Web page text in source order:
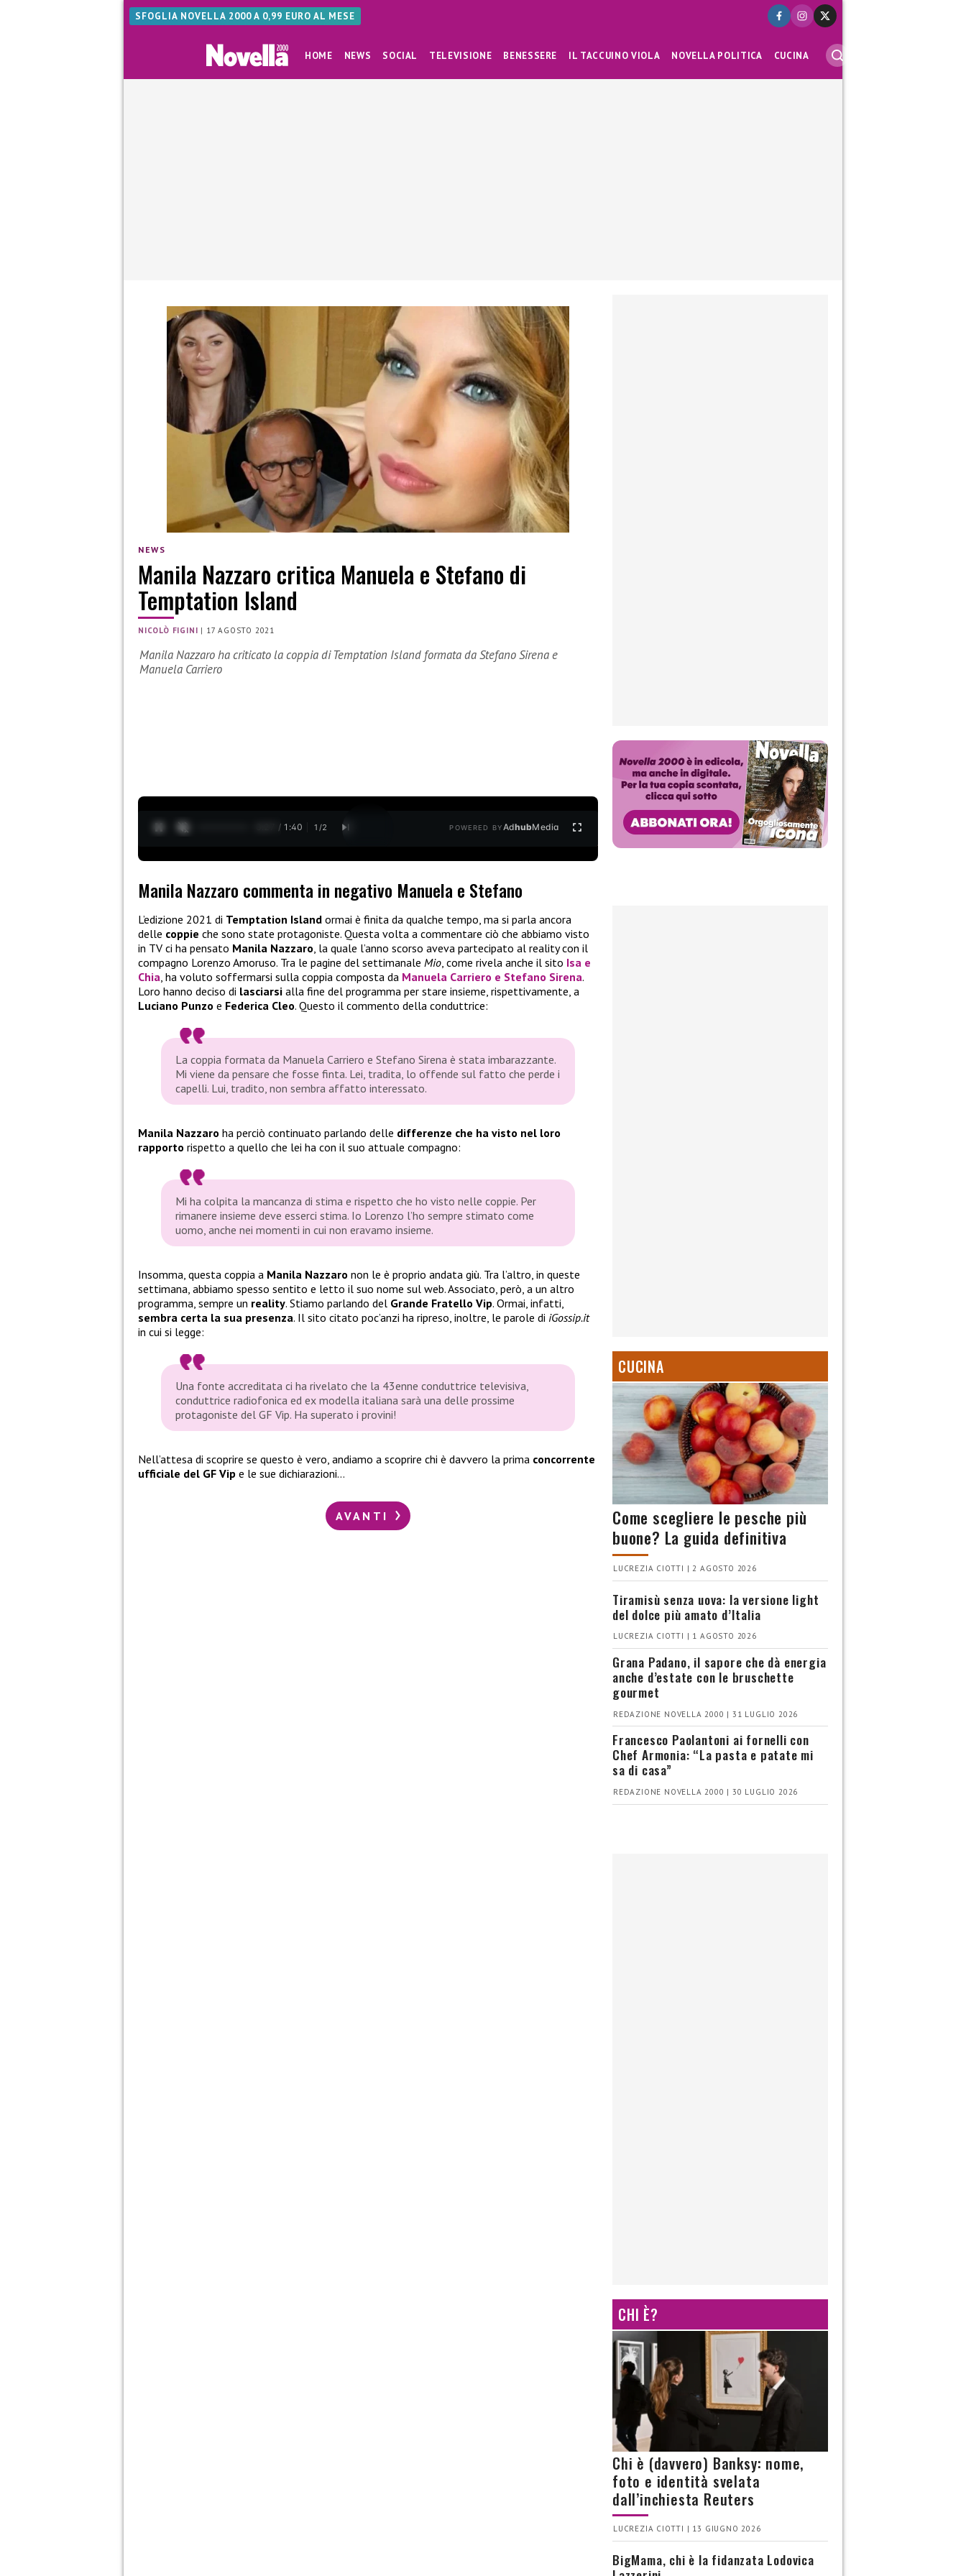
SFOGLIA NOVELLA 2000 A 0,99 EURO AL MESE
HOME NEWS SOCIAL TELEVISIONE BENESSERE IL TACCUINO VIOLA NOVELLA POLITICA CUCINA
NEWS
Manila Nazzaro critica Manuela e Stefano di
Temptation Island
NICOLÒ FIGINI | 17 AGOSTO 2021
Manila Nazzaro ha criticato la coppia di Temptation Island formata da Stefano Sirena e
Manuela Carriero
0:28 / 1:40 1 /2 POWERED BYAdhubMedia
Manila Nazzaro commenta in negativo Manuela e Stefano
L’edizione 2021 di Temptation Island ormai è finita da qualche tempo, ma si parla ancora
delle coppie che sono state protagoniste. Questa volta a commentare ciò che abbiamo visto
in TV ci ha pensato Manila Nazzaro, la quale l’anno scorso aveva partecipato al reality con il
compagno Lorenzo Amoruso. Tra le pagine del settimanale Mio, come rivela anche il sito Isa e
Chia, ha voluto soffermarsi sulla coppia composta da Manuela Carriero e Stefano Sirena.
Loro hanno deciso di lasciarsi alla fine del programma per stare insieme, rispettivamente, a
Luciano Punzo e Federica Cleo. Questo il commento della conduttrice:
La coppia formata da Manuela Carriero e Stefano Sirena è stata imbarazzante.
Mi viene da pensare che fosse finta. Lei, tradita, lo offende sul fatto che perde i
capelli. Lui, tradito, non sembra affatto interessato.
Manila Nazzaro ha perciò continuato parlando delle differenze che ha visto nel loro
rapporto rispetto a quello che lei ha con il suo attuale compagno:
Mi ha colpita la mancanza di stima e rispetto che ho visto nelle coppie. Per
rimanere insieme deve esserci stima. Io Lorenzo l’ho sempre stimato come
uomo, anche nei momenti in cui non eravamo insieme.
Insomma, questa coppia a Manila Nazzaro non le è proprio andata giù. Tra l’altro, in queste
settimana, abbiamo spesso sentito e letto il suo nome sul web. Associato, però, a un altro
programma, sempre un reality. Stiamo parlando del Grande Fratello Vip. Ormai, infatti,
sembra certa la sua presenza. Il sito citato poc’anzi ha ripreso, inoltre, le parole di iGossip.it
in cui si legge:
Una fonte accreditata ci ha rivelato che la 43enne conduttrice televisiva,
conduttrice radiofonica ed ex modella italiana sarà una delle prossime
protagoniste del GF Vip. Ha superato i provini!
Nell’attesa di scoprire se questo è vero, andiamo a scoprire chi è davvero la prima concorrente
ufficiale del GF Vip e le sue dichiarazioni…
AVANTI
CUCINA
Come scegliere le pesche più
buone? La guida definitiva
LUCREZIA CIOTTI | 2 AGOSTO 2026
Tiramisù senza uova: la versione light
del dolce più amato d’Italia
LUCREZIA CIOTTI | 1 AGOSTO 2026
Grana Padano, il sapore che dà energia
anche d’estate con le bruschette
gourmet
REDAZIONE NOVELLA 2000 | 31 LUGLIO 2026
Francesco Paolantoni ai fornelli con
Chef Armonia: “La pasta e patate mi
sa di casa”
REDAZIONE NOVELLA 2000 | 30 LUGLIO 2026
CHI È?
Chi è (davvero) Banksy: nome,
foto e identità svelata
dall’inchiesta Reuters
LUCREZIA CIOTTI | 13 GIUGNO 2026
BigMama, chi è la fidanzata Lodovica